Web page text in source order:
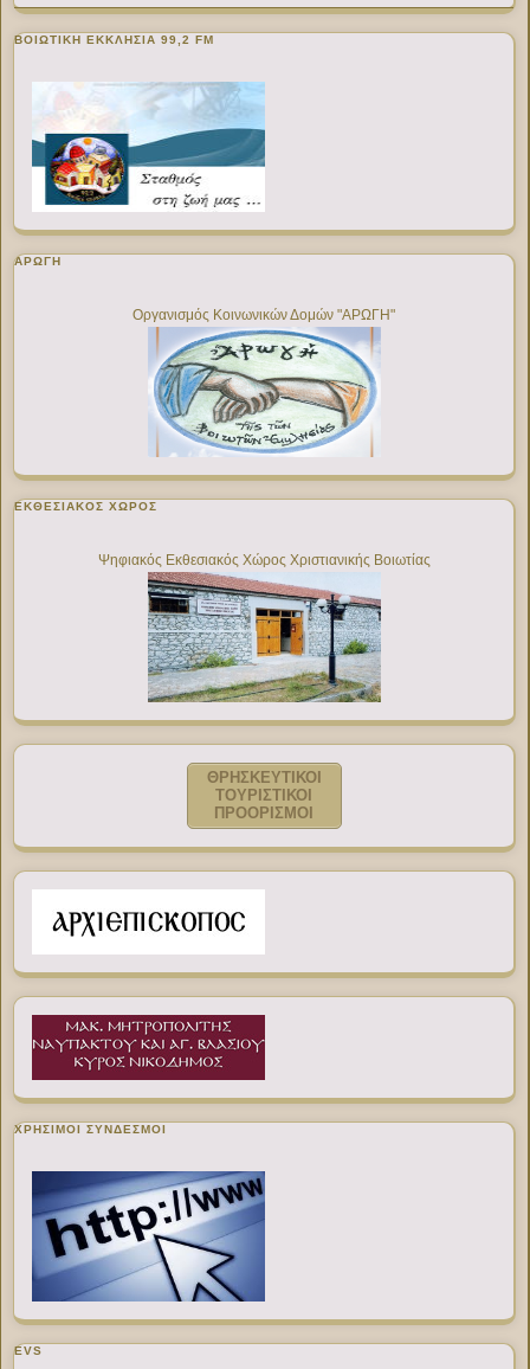
ΒΟΙΩΤΙΚΉ ΕΚΚΛΗΣΊΑ 99,2 FM
ΑΡΩΓΗ
Οργανισμός Κοινωνικών Δομών "ΑΡΩΓΗ"
ΕΚΘΕΣΙΑΚΌΣ ΧΏΡΟΣ
Ψηφιακός Εκθεσιακός Χώρος Χριστιανικής Βοιωτίας
ΘΡΗΣΚΕΥΤΙΚΟΙ
ΤΟΥΡΙΣΤΙΚΟΙ
ΠΡΟΟΡΙΣΜΟΙ
ΧΡΉΣΙΜΟΙ ΣΎΝΔΕΣΜΟΙ
EVS